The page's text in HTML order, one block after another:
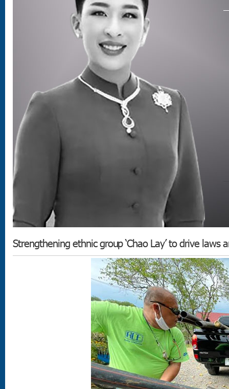
Strengthening ethnic group ‘Chao Lay’ to drive